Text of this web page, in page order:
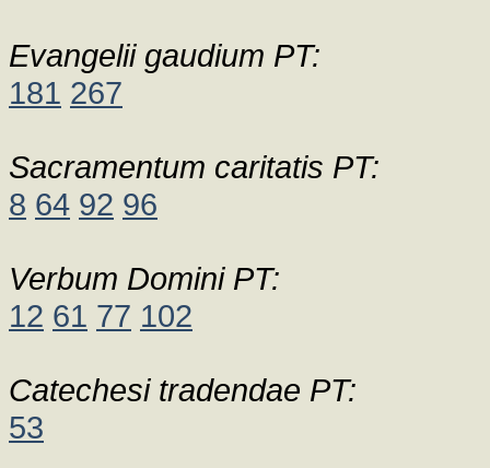
Evangelii gaudium PT:
181 267
Sacramentum caritatis PT:
8 64 92 96
Verbum Domini PT:
12 61 77 102
Catechesi tradendae PT:
53